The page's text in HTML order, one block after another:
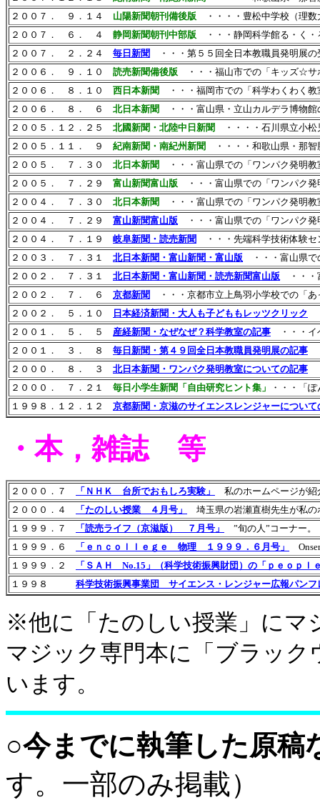
２００７． ９．１４
山陽新聞朝刊備後版 ・・・・豊松中学校 （理
２００７． ６． ４
静岡新聞朝刊中部版
・・・静岡科学館る・く
２００７． ２．２４
毎日新聞
・・・第５５回全日本教職員発明展
２００６． ９．１０ 読売新聞備後版 ・・・福山市での「キッズ☆サ
２００６． ８．１０ 西日本新聞 ・・・福岡市での「科学わくわく
２００６． ８． ６ 北日本新聞 ・・・富山県・立山カルデラ博物館
２００５．１２．２５
北國新聞・北陸中日新聞
・・・・石川県立小
２００５．１１． ９
紀南新聞・南紀州新聞
・・・・和歌山県・那
２００５． ７．３０
北日本新聞
・・・富山県での「ワンパク発明
２００５． ７．２９
富山新聞富山版
・・・富山県での「ワンパク
２００４． ７．３０
北日本新聞
・・・富山県での「ワンパク発明
２００４． ７．２９
富山新聞富山版
・・・富山県での「ワンパク
２００４． ７．１９
岐阜新聞・読売新聞
・・・先端科学技術体験
２００３． ７．３１
北日本新聞・富山新聞・富山版
・・・富山県
２００２． ７．３１
北日本新聞・富山新聞・読売新聞富山版
・・
２００２． ７． ６
京都新聞
・・・京都市立上鳥羽小学校での「
２００２． ５．１０
日本経済新聞・大人も子どももレッツクリック
２００１． ５． ５
産経新聞・なぜなぜ？科学教室の記事
・・・
２００１． ３． ８
毎日新聞・第４９回全日本教職員発明展の記事
２０００． ８． ３
北日本新聞・ワンパク発明教室についての記事
２０００． ７．２１
毎日小学生新聞「自由研究ヒント集」
・・・「
１９９８．１２．１２
京都新聞・京滋のサイエンスレンジャーについて
・本，雑誌 等
２０００．７ 「ＮＨＫ 台所でおもしろ実験」
私のホームページが
２０００．４
「たのしい授業 ４月号」
埼玉県の岩瀬直樹先生が私
１９９９．７
「読売ライフ（京滋版） ７月号」
”旬の人”コーナー
１９９９．６
「ｅｎｃｏｌｌｅｇｅ 物理 １９９９．６月号」
１９９９．２
「ＳＡＨ No.15」（科学技術振興財団）の「ｐｅｏｐｌ
１９９８
科学技術振興事業団 サイエンス・レンジャー広報パンフ
※他に「たのしい授業」にマ
マジック専門本に「ブラッ
います。
○今までに執筆した原稿
す。一部のみ掲載）